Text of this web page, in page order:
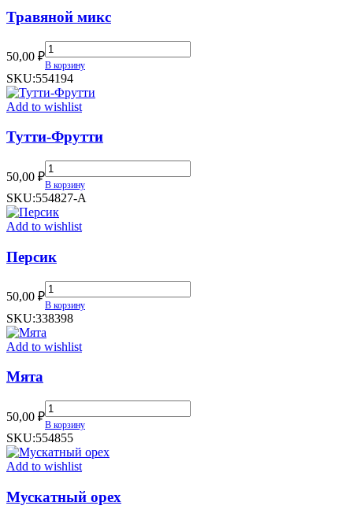
Травяной микс
50,00 ₽
Травяной
микс
quantity
В корзину
SKU:554194
Add to wishlist
Тутти-Фрутти
50,00 ₽
Тутти-
Фрутти
quantity
В корзину
SKU:554827-А
Add to wishlist
Персик
50,00 ₽
Персик
quantity
В корзину
SKU:338398
Add to wishlist
Мята
50,00 ₽
Мята
quantity
В корзину
SKU:554855
Add to wishlist
Мускатный орех